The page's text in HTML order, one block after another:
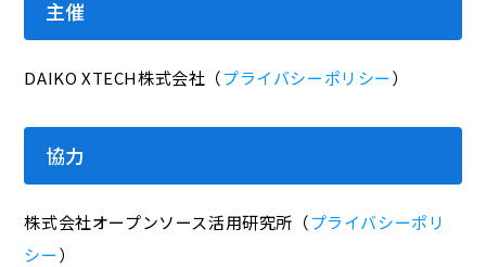
主催
DAIKO XTECH株式会社（プライバシーポリシー）
協力
株式会社オープンソース活用研究所（プライバシーポリ
シー）